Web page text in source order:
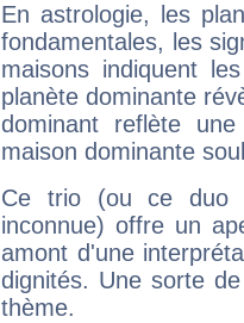
En astrologie, les
fondamentales, les
maisons indiquent
planète dominante
dominant reflète
maison dominante
Ce trio (ou ce duo
inconnue) offre un
amont d'une
dignités. Une sorte
thème.